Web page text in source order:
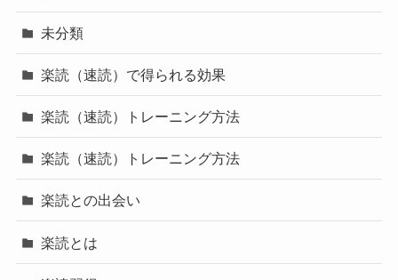
未分類
楽読（速読）で得られる効果
楽読（速読）トレーニング方法
楽読（速読）トレーニング方法
楽読との出会い
楽読とは